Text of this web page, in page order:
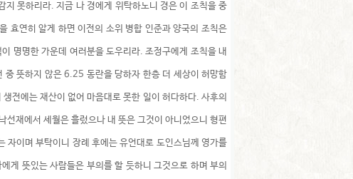
못하리라. 지금 나 경에게 위탁하노니 경은 이 조칙을 중
효연히 알게 하면 이전의 소위 병합 인준과 양국의 조칙은
명명한 가운데 여러분을 도우리라. 조정구에게 조칙을 내
중 뜻하지 않은 6.25 동란을 당하자 한층 더 세상이 허망함
전에는 재산이 없어 마음대로 못한 일이 허다하다. 사후의
선재에서 세월은 흘렀으나 내 뜻은 그것이 아니었으니 형편
자이며 부탁이니 장례 후에는 유언대로 도인스님께 영가를
게 뜻있는 사람들은 부의를 할 듯하니 그것으로 하며 부의